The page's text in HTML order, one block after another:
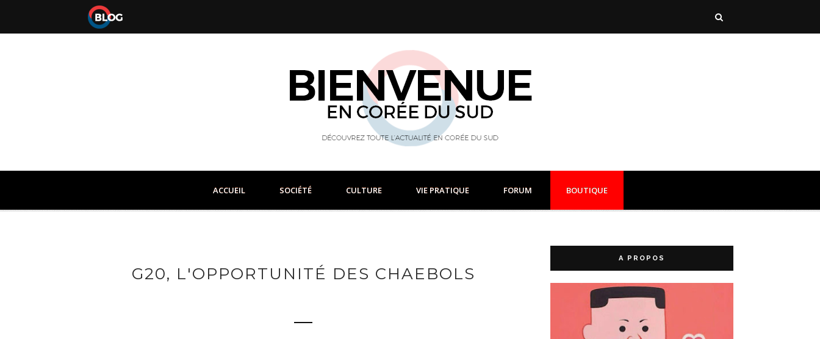
ACCUEIL SOCIÉTÉ CULTURE VIE PRATIQUE FORUM BOUTIQUE
G20, L'OPPORTUNITÉ DES CHAEBOLS
A PROPOS